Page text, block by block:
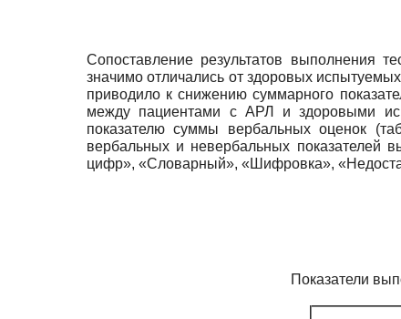
Сопоставление результатов выполнения
значимо отличались от здоровых
приводило к снижению суммарного
между пациентами с АРЛ и здоровыми
показателю суммы вербальных оценок
вербальных и невербальных показателей
цифр», «Словарный», «Шифровка»,
Показатели